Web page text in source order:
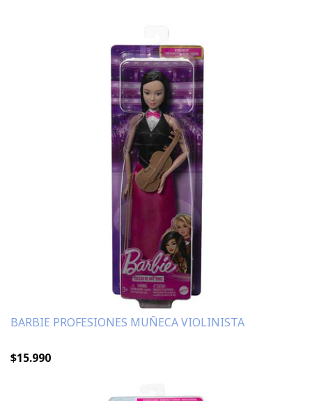
BARBIE PROFESIONES MUÑECA VIOLINISTA
$15.990